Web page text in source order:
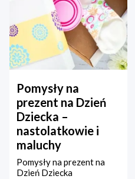
Pomysły na
prezent na Dzień
Dziecka –
nastolatkowie i
maluchy
Pomysły na prezent na
Dzień Dziecka